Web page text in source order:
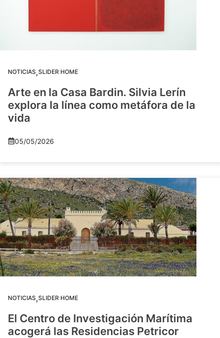
NOTICIAS,SLIDER HOME
Arte en la Casa Bardin. Silvia Lerín
explora la línea como metáfora de la
vida
05/05/2026
NOTICIAS,SLIDER HOME
El Centro de Investigación Marítima
acogerá las Residencias Petricor